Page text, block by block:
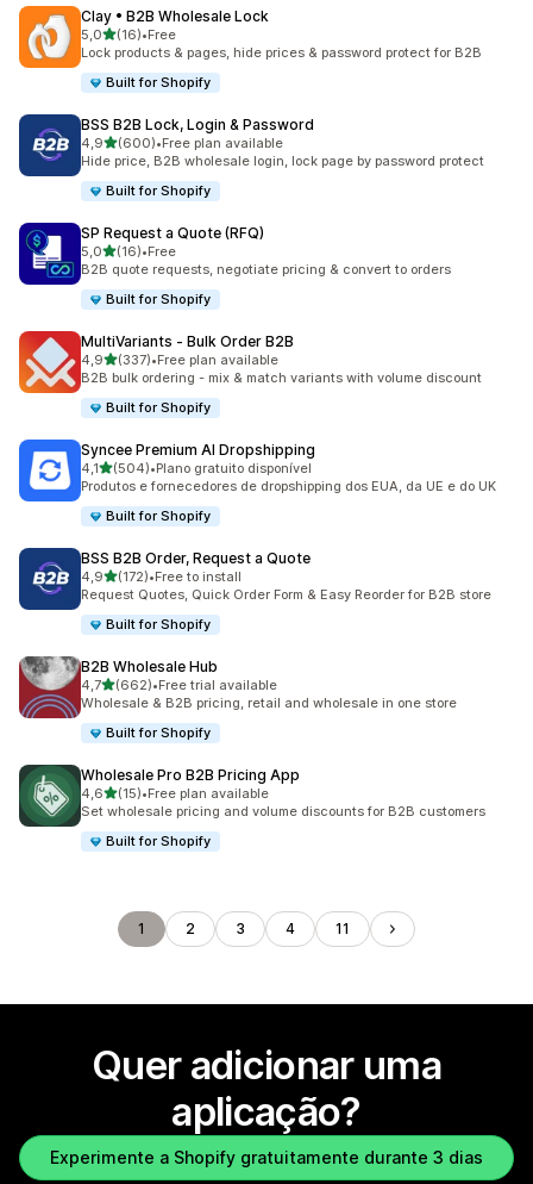
Clay • B2B Wholesale Lock
5,0de 5 estrelas
(16)
16 total de avaliações
•Free
Lock products & pages, hide prices & password protect for B2B
Built for Shopify
BSS B2B Lock, Login & Password
4,9de 5 estrelas
(600)
600 total de avaliações
•Free plan available
Hide price, B2B wholesale login, lock page by password protect
Built for Shopify
SP Request a Quote (RFQ)
5,0de 5 estrelas
(16)
16 total de avaliações
•Free
B2B quote requests, negotiate pricing & convert to orders
Built for Shopify
MultiVariants ‑ Bulk Order B2B
4,9de 5 estrelas
(337)
337 total de avaliações
•Free plan available
B2B bulk ordering - mix & match variants with volume discount
Built for Shopify
Syncee Premium AI Dropshipping
4,1de 5 estrelas
(504)
504 total de avaliações
•Plano gratuito disponível
Produtos e fornecedores de dropshipping dos EUA, da UE e do UK
Built for Shopify
BSS B2B Order, Request a Quote
4,9de 5 estrelas
(172)
172 total de avaliações
•Free to install
Request Quotes, Quick Order Form & Easy Reorder for B2B store
Built for Shopify
B2B Wholesale Hub
4,7de 5 estrelas
(662)
662 total de avaliações
•Free trial available
Wholesale & B2B pricing, retail and wholesale in one store
Built for Shopify
Wholesale Pro B2B Pricing App
4,6de 5 estrelas
(15)
15 total de avaliações
•Free plan available
Set wholesale pricing and volume discounts for B2B customers
Built for Shopify
1 2 3 4 11
Quer adicionar uma
aplicação?
Experimente a Shopify gratuitamente durante 3 dias